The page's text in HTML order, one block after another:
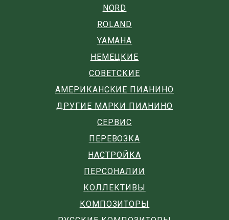
NORD
ROLAND
YAMAHA
НЕМЕЦКИЕ
СОВЕТСКИЕ
АМЕРИКАНСКИЕ ПИАНИНО
ДРУГИЕ МАРКИ ПИАНИНО
СЕРВИС
ПЕРЕВОЗКА
НАСТРОЙКА
ПЕРСОНАЛИИ
КОЛЛЕКТИВЫ
КОМПОЗИТОРЫ